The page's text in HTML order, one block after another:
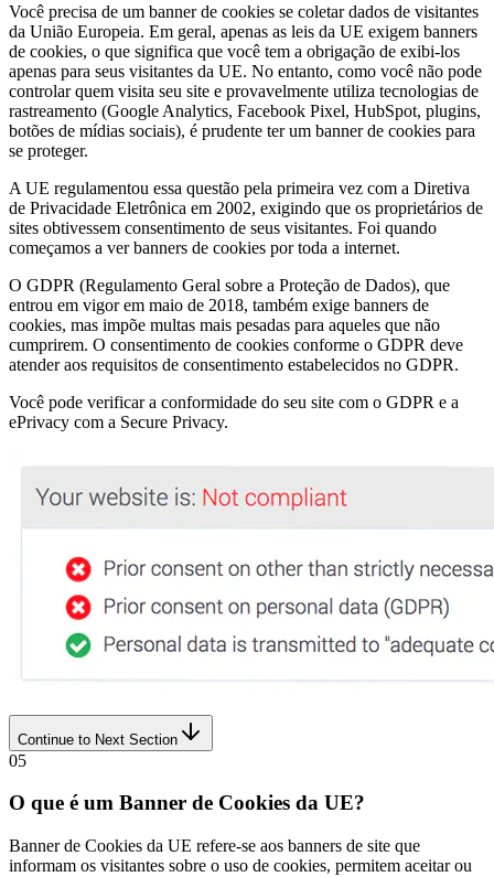
Você precisa de um banner de cookies se coletar dados de visitantes
da União Europeia. Em geral, apenas as leis da UE exigem banners
de cookies, o que significa que você tem a obrigação de exibi-los
apenas para seus visitantes da UE. No entanto, como você não pode
controlar quem visita seu site e provavelmente utiliza tecnologias de
rastreamento (Google Analytics, Facebook Pixel, HubSpot, plugins,
botões de mídias sociais), é prudente ter um banner de cookies para
se proteger.
A UE regulamentou essa questão pela primeira vez com a Diretiva
de Privacidade Eletrônica em 2002, exigindo que os proprietários de
sites obtivessem consentimento de seus visitantes. Foi quando
começamos a ver banners de cookies por toda a internet.
O GDPR (Regulamento Geral sobre a Proteção de Dados), que
entrou em vigor em maio de 2018, também exige banners de
cookies, mas impõe multas mais pesadas para aqueles que não
cumprirem. O consentimento de cookies conforme o GDPR deve
atender aos requisitos de consentimento estabelecidos no GDPR.
Você pode verificar a conformidade do seu site com o GDPR e a
ePrivacy com a Secure Privacy.
Continue to Next Section
05
O que é um Banner de Cookies da UE?
Banner de Cookies da UE refere-se aos banners de site que
informam os visitantes sobre o uso de cookies, permitem aceitar ou